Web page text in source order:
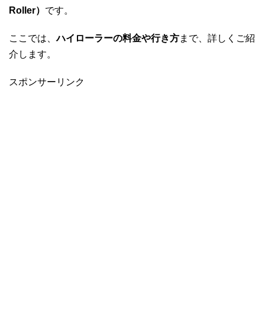
Roller） です。
ここでは、ハイローラーの料金や行き方まで、詳しくご紹
介します。
スポンサーリンク